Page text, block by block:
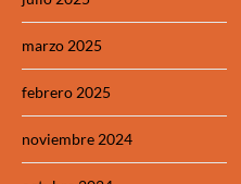
marzo 2025
febrero 2025
noviembre 2024